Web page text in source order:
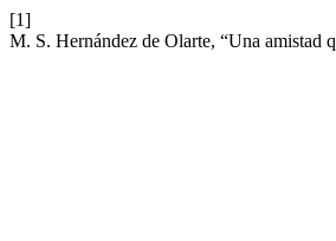
[1]
M. S. Hernández de Olarte, “Una amistad